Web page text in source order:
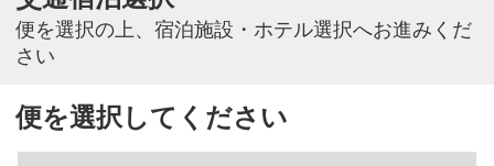
便を選択の上、宿泊施設・ホテル選択へお進みくだ
さい
便を選択してください